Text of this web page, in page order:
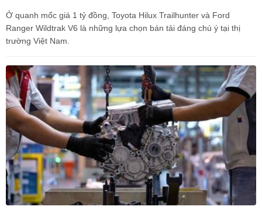
Ở quanh mốc giá 1 tỷ đồng, Toyota Hilux Trailhunter và Ford
Ranger Wildtrak V6 là những lựa chọn bán tải đáng chú ý tại thị
trường Việt Nam.